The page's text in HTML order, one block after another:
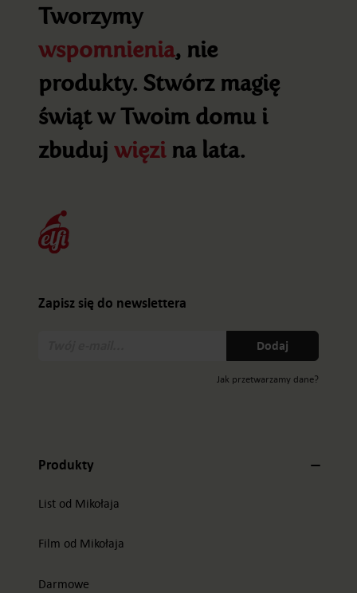
Tworzymy
wspomnienia, nie
produkty. Stwórz magię
świąt w Twoim domu i
zbuduj więzina lata.
Zapisz się do newslettera
Dodaj
Jak przetwarzamy dane?
Produkty
List od Mikołaja
Film od Mikołaja
Darmowe